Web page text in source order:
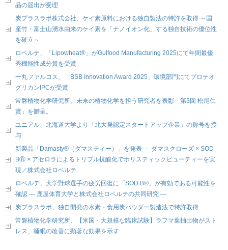
品の届出が受理
炭プラスラボ株式会社、ケイ素原料における独自製法の特許を取得 ～国
産竹・富士山湧水由来のケイ素を「ナノイオン化」する独自技術の優位性
を確立～
ロベルテ、「Lipowheat®」がGulfood Manufacturing 2025にて年間最優
秀機能性成分賞を受賞
一丸ファルコス、「BSB Innovation Award 2025」環境部門にてプロテオ
グリカンIPCが受賞
常磐植物化学研究所、未来の植物化学を担う研究者を表彰「第3回 松尾仁
賞」を贈呈。
ユニアル、北海道大学より「北大発認定スタートアップ企業」の称号を授
与
新製品「Damasty®（ダマスティー）」を発表 － ダマスクローズ × SOD
BⓇ × アセロラによるトリプル抗酸化でホリスティックビューティーを実
現／株式会社ロベルテ
ロベルテ、大学野球選手の疲労回復に「SOD B®」が有効である可能性を
確認 ― 鹿屋体育大学と株式会社ロベルテの共同研究 ―
炭プラスラボ、独自開発の水素・食用炭パウダー製造法で特許取得
常磐植物化学研究所、【米国・大規模な臨床試験】ラフマ葉抽出物がスト
レス、睡眠の改善に顕著な効果を示す